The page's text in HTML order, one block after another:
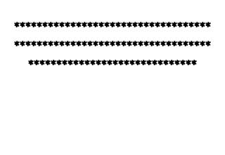
***********************************
***********************************
******************************